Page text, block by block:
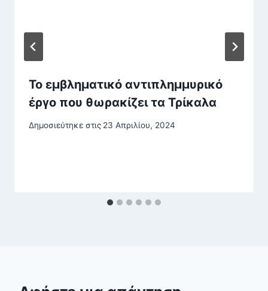
Το εμβληματικό αντιπλημμυρικό
έργο που θωρακίζει τα Τρίκαλα
Δημοσιεύτηκε στις 23 Απριλίου, 2024